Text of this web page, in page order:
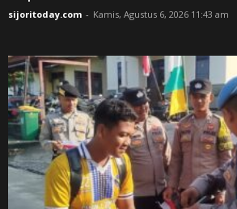
sijoritoday.com - Kamis, Agustus 6, 2026 11:43 am